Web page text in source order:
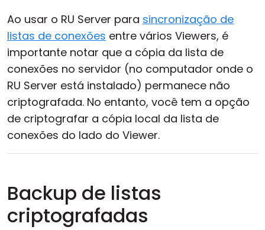
Ao usar o RU Server para sincronização de
listas de conexões entre vários Viewers, é
importante notar que a cópia da lista de
conexões no servidor (no computador onde o
RU Server está instalado) permanece não
criptografada. No entanto, você tem a opção
de criptografar a cópia local da lista de
conexões do lado do Viewer.
Backup de listas
criptografadas